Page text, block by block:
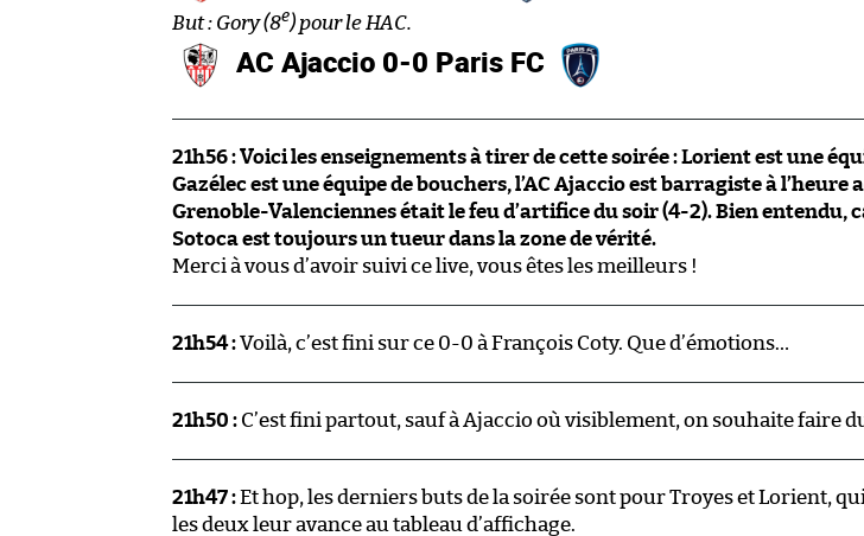
But : Gory (8e) pour le HAC.
AC Ajaccio 0-0 Paris FC
21h56 :Voici les enseignements à tirer de cette soirée : Lorient est une
Gazélec est une équipe de bouchers, l’AC Ajaccio est barragiste à l’heure
Grenoble-Valenciennes était le feu d’artifice du soir (4-2). Bien entendu,
Sotoca est toujours un tueur dans la zone de vérité.
Merci à vous d’avoir suivi ce live, vous êtes les meilleurs !
21h54 :Voilà, c’est fini sur ce 0-0 à François Coty. Que d’émotions…
21h50 : C’est fini partout, sauf à Ajaccio où visiblement, on souhaite faire
21h47 :Et hop, les derniers buts de la soirée sont pour Troyes et Lorient,
les deux leur avance au tableau d’affichage.